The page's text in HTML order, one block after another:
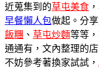
近蒐集到的草屯美食
早餐懶人包做起。分
飯糰 、 草屯炒麵等等
通通有，文內整理的
不妨參考著換家試試，